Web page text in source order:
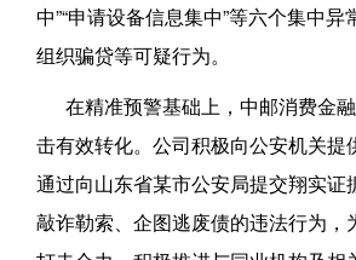
中”“申请设备信息集中”等六个集中
组织骗贷等可疑行为。
在精准预警基础上，中邮消费金
击有效转化。公司积极向公安机关
通过向山东省某市公安局提交翔实
敲诈勒索、企图逃废债的违法行为